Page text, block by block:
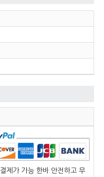
제가 가능 한바 안전하고 무